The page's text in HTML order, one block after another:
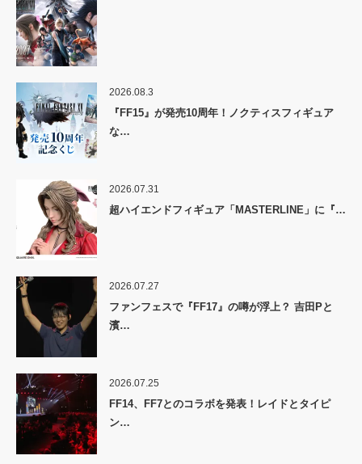
2026.08.3
『FF15』が発売10周年！ノクティスフィギュア
な…
2026.07.31
超ハイエンドフィギュア「MASTERLINE」に『…
2026.07.27
ファンフェスで『FF17』の噂が浮上？ 吉田Pと
濱…
2026.07.25
FF14、FF7とのコラボを発表！レイドとタイピ
ン…